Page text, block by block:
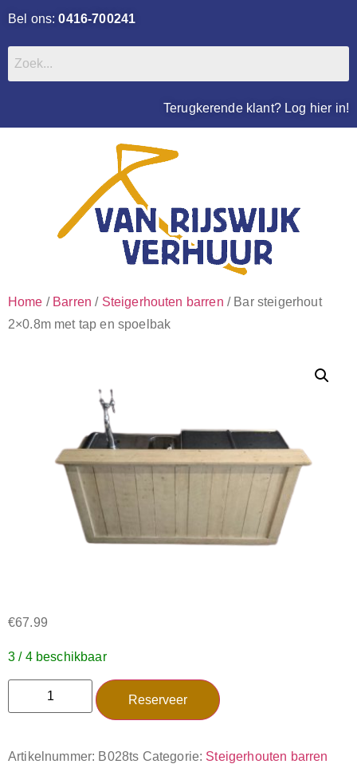
Bel ons:0416-700241
Terugkerende klant? Log hier in!
Home / Barren / Steigerhouten barren / Bar steigerhout
2×0.8m met tap en spoelbak
€67.99
3 / 4 beschikbaar
Reserveer
Artikelnummer: B028ts Categorie: Steigerhouten barren